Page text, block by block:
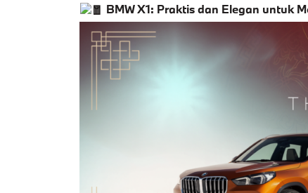
BMW X1: Praktis dan Elegan untuk